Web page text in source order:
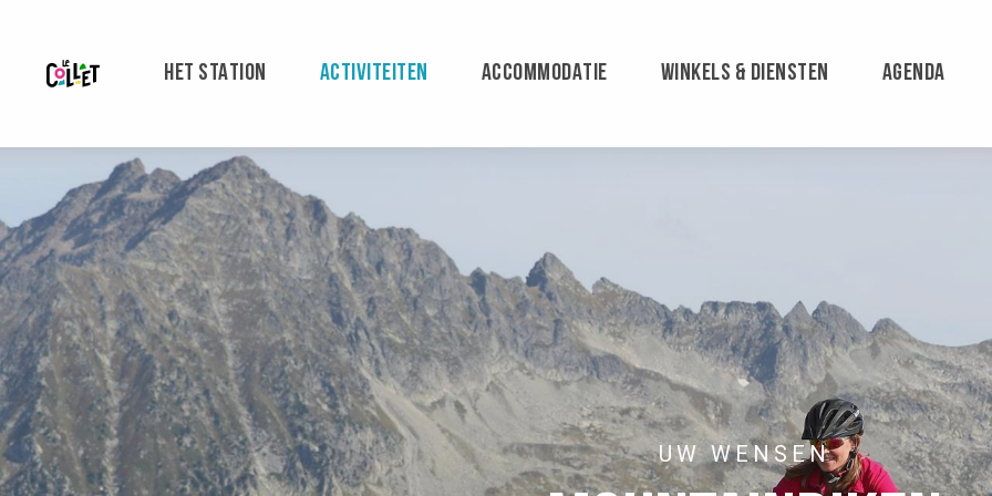
contenu
principal
HET STATION ACTIVITEITEN ACCOMMODATIE WINKELS & DIENSTEN AGENDA
UW WENSEN